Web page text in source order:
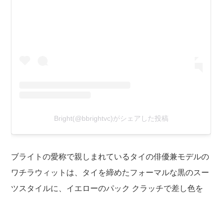
Bright(@bbrightvc)がシェアした投稿
ブライトの愛称で親しまれているタイの俳優兼モデルの
ワチラウィットは、タイを締めたフォーマルな黒のスー
ツスタイルに、イエローのパック クラッチで差し色を